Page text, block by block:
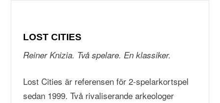
LOST CITIES
Reiner Knizia. Två spelare. En klassiker.
Lost Cities är referensen för 2-spelarkortspel
sedan 1999. Två rivaliserande arkeologer